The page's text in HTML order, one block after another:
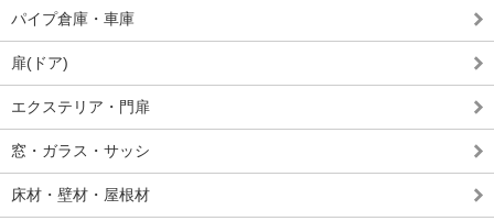
パイプ倉庫・車庫
扉(ドア)
エクステリア・門扉
窓・ガラス・サッシ
床材・壁材・屋根材